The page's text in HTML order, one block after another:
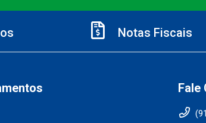
Notas Fiscais
Fale